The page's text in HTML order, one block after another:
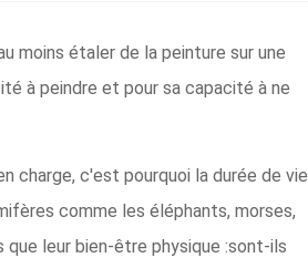
moins étaler de la peinture sur une
à peindre et pour sa capacité à ne
charge, c'est pourquoi la durée de vie
comme les éléphants, morses,
leur bien-être physique :sont-ils